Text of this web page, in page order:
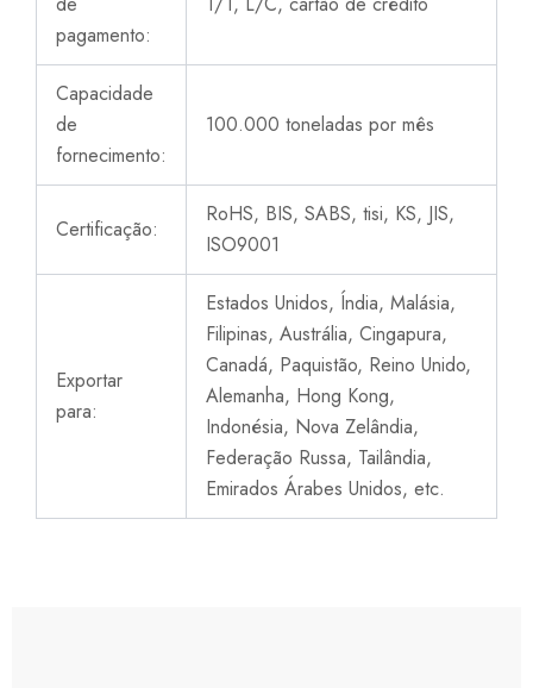
pagamento:
Capacidade
de
fornecimento:
100.000 toneladas por mês
Certificação:
RoHS, BIS, SABS, tisi, KS, JIS,
ISO9001
Exportar
para:
Estados Unidos, Índia, Malásia,
Filipinas, Austrália, Cingapura,
Canadá, Paquistão, Reino Unido,
Alemanha, Hong Kong,
Indonésia, Nova Zelândia,
Federação Russa, Tailândia,
Emirados Árabes Unidos, etc.